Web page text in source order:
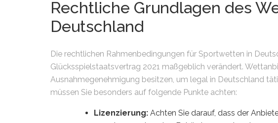
Rechtliche Grundlagen des
Deutschland
Die rechtlichen Rahmenbedingungen für Sportwetten in
Glücksspielstaatsvertrag 2021 maßgeblich verändert.
Ausnahmegenehmigung besitzen, um legal in Deutschland
müssen Sie besonders auf folgende Punkte achten:
Lizenzierung: Achten Sie darauf, dass der